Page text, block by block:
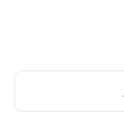
_entende o seu